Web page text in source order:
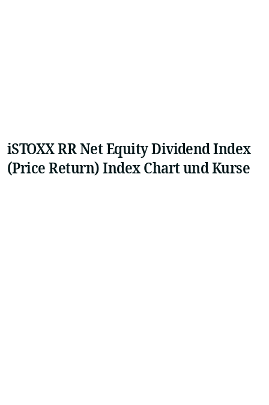
iSTOXX RR Net Equity Dividend Index
(Price Return) Index Chart und Kurse